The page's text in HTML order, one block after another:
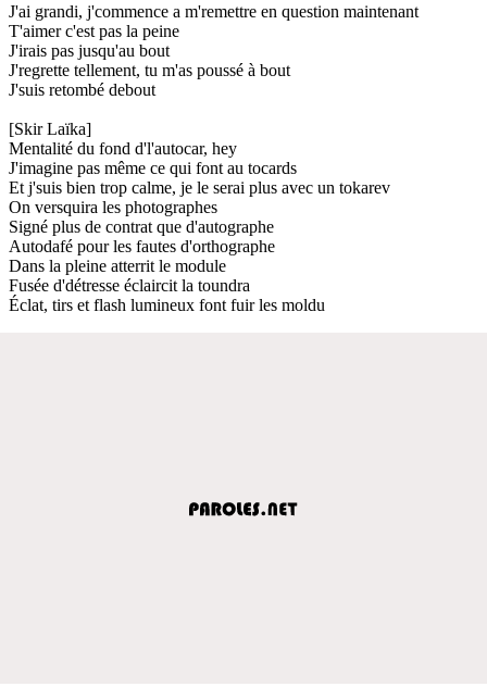
J'ai grandi, j'commence a m'remettre en question maintenant
T'aimer c'est pas la peine
J'irais pas jusqu'au bout
J'regrette tellement, tu m'as poussé à bout
J'suis retombé debout
[Skir Laïka]
Mentalité du fond d'l'autocar, hey
J'imagine pas même ce qui font au tocards
Et j'suis bien trop calme, je le serai plus avec un tokarev
On versquira les photographes
Signé plus de contrat que d'autographe
Autodafé pour les fautes d'orthographe
Dans la pleine atterrit le module
Fusée d'détresse éclaircit la toundra
Éclat, tirs et flash lumineux font fuir les moldu